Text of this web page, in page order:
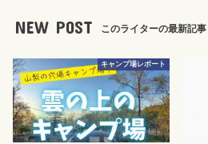
NEW POST このライターの最新記事
キャンプ場レポート